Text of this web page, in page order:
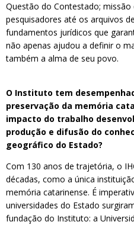
Questão do Contestado;
pesquisadores até os arquivos
fundamentos jurídicos que
não apenas ajudou a definir o
também a alma de seu povo.
O Instituto tem
preservação da memória
impacto do trabalho
produção e difusão do
geográfico do Estado?
Com 130 anos de trajetória, o
décadas, como a única
memória catarinense. É
universidades do Estado
fundação do Instituto: a